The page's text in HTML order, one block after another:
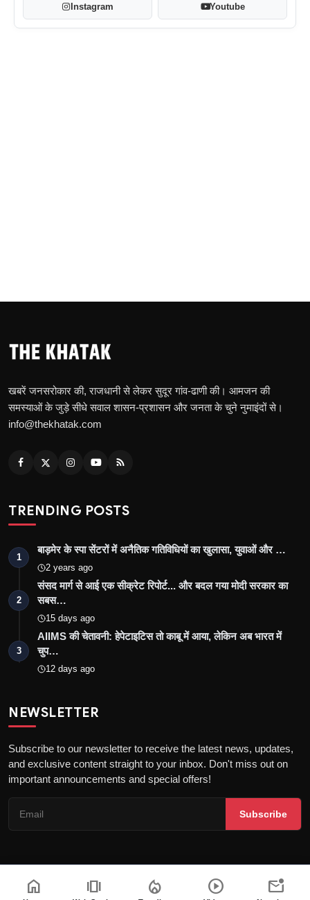
Instagram Youtube
खबरें जनसरोकार की, राजधानी से लेकर सुदूर गांव-ढाणी की। आमजन की
समस्याओं के जुड़े सीधे सवाल शासन-प्रशासन और जनता के चुने नुमाइंदों से।
info@thekhatak.com
TRENDING POSTS
1
बाड़मेर के स्पा सेंटरों में अनैतिक गतिविधियों का खुलासा, युवाओं और …
2 years ago
2
संसद मार्ग से आई एक सीक्रेट रिपोर्ट... और बदल गया मोदी सरकार का
सबस…
15 days ago
3
AIIMS की चेतावनी: हेपेटाइटिस तो काबू में आया, लेकिन अब भारत में
चुप…
12 days ago
NEWSLETTER
Subscribe to our newsletter to receive the latest news, updates,
and exclusive content straight to your inbox. Don't miss out on
important announcements and special offers!
Subscribe
Copyright © 2026 the khatak - All Rights Reserved
home amp_stories local_fire_department play_circle mark_email_unread